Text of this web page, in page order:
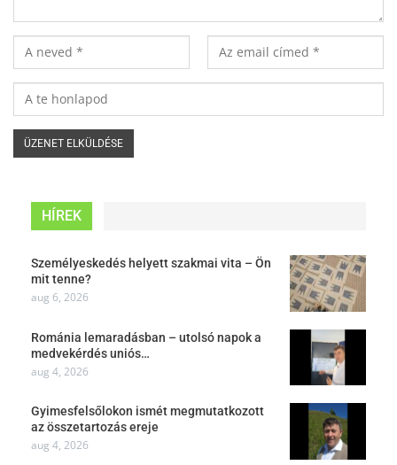
HÍREK
Személyeskedés helyett szakmai vita – Ön
mit tenne?
aug 6, 2026
Románia lemaradásban – utolsó napok a
medvekérdés uniós…
aug 4, 2026
Gyimesfelsőlokon ismét megmutatkozott
az összetartozás ereje
aug 4, 2026